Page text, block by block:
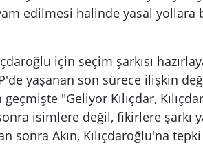
edilmesi halinde yasal yollara
için seçim şarkısı
yaşanan son sürece ilişkin
"Geliyor Kılıçdar,
isimlere değil, fikirlere şarkı
sonra Akın, Kılıçdaroğlu'na